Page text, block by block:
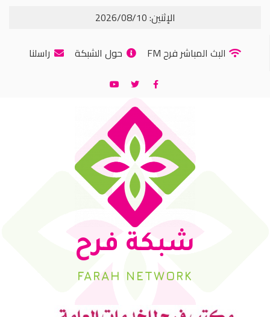
الإثنين: 2026/08/10
البث المباشر فرح FM
حول الشبكة راسلنا
شبكة فرح
FARAH NETWORK